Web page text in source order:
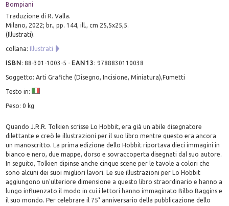
Bompiani
Traduzione di R. Valla.
Milano, 2022; br., pp. 144, ill., cm 25,5x25,5.
(Illustrati).
collana: Illustrati
ISBN:88-301-1003-5 - EAN13 :9788830110038
Soggetto: Arti Grafiche (Disegno, Incisione, Miniatura),Fumetti
Testo in:
Peso: 0 kg
Quando J.R.R. Tolkien scrisse Lo Hobbit, era già un abile disegnatore
dilettante e creò le illustrazioni per il suo libro mentre questo era ancora
un manoscritto. La prima edizione dello Hobbit riportava dieci immagini in
bianco e nero, due mappe, dorso e sovraccoperta disegnati dal suo autore.
In seguito, Tolkien dipinse anche cinque scene per le tavole a colori che
sono alcuni dei suoi migliori lavori. Le sue illustrazioni per Lo Hobbit
aggiungono un'ulteriore dimensione a questo libro straordinario e hanno a
lungo influenzato il modo in cui i lettori hanno immaginato Bilbo Baggins e
il suo mondo. Per celebrare il 75° anniversario della pubblicazione dello